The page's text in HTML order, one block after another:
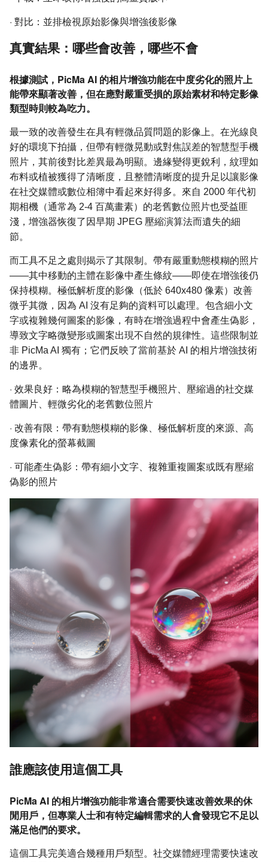
· 對比：並排檢視原始影像與增強後影像
真實結果：哪些會改善，哪些不會
根據測試，PicMa AI 的相片增強功能在中度劣化的照片上
能帶來顯著改善，但在應對嚴重受損的原始素材和特定影像
類型時則較為吃力。
最一致的改善發生在具有輕微品質問題的影像上。在光線良
好的環境下拍攝，但帶有輕微晃動或對焦誤差的智慧型手機
照片，其前後對比差異最為明顯。邊緣變得更銳利，紋理如
布料或植被獲得了清晰度，且整體清晰度的提升足以讓影像
在社交媒體或數位相簿中看起來好得多。來自 2000 年代初
期相機（通常為 2-4 百萬畫素）的老舊數位照片也受益匪
淺，增強器恢復了因早期 JPEG 壓縮演算法而遺失的細
節。
而工具不足之處則揭示了其限制。帶有嚴重動態模糊的照片
——其中移動的主體在影像中產生條紋——即使在增強後仍
保持模糊。極低解析度的影像（低於 640x480 像素）改善
微乎其微，因為 AI 沒有足夠的資料可以處理。包含細小文
字或複雜幾何圖案的影像，有時在增強過程中會產生偽影，
導致文字略微變形或圖案出現不自然的規律性。這些限制並
非 PicMa AI 獨有；它們反映了當前基於 AI 的相片增強技術
的邊界。
· 效果良好：略為模糊的智慧型手機照片、壓縮過的社交媒
體圖片、輕微劣化的老舊數位照片
· 改善有限：帶有動態模糊的影像、極低解析度的來源、高
度像素化的螢幕截圖
· 可能產生偽影：帶有細小文字、複雜重複圖案或既有壓縮
偽影的照片
誰應該使用這個工具
PicMa AI 的相片增強功能非常適合需要快速改善效果的休
閒用戶，但專業人士和有特定編輯需求的人會發現它不足以
滿足他們的要求。
這個工具完美適合幾種用戶類型。社交媒體經理需要快速改